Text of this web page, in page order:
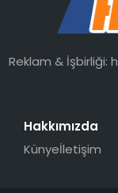
Reklam & İşbirliği:
Hakkımızda
Künyeİletişim